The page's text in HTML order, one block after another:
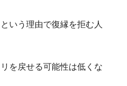
いう理由で復縁を拒む人
を戻せる可能性は低くな